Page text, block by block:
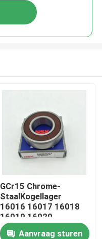
GCr15 Chrome-
StaalKogellager
16016 16017 16018
16019 16020
Aanvraag sturen